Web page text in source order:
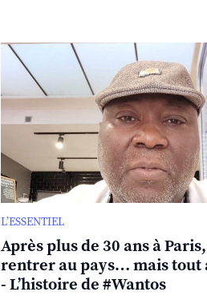
L’ESSENTIEL
Après plus de 30 ans à
rentrer au pays… mais tout
- L’histoire de #Wantos